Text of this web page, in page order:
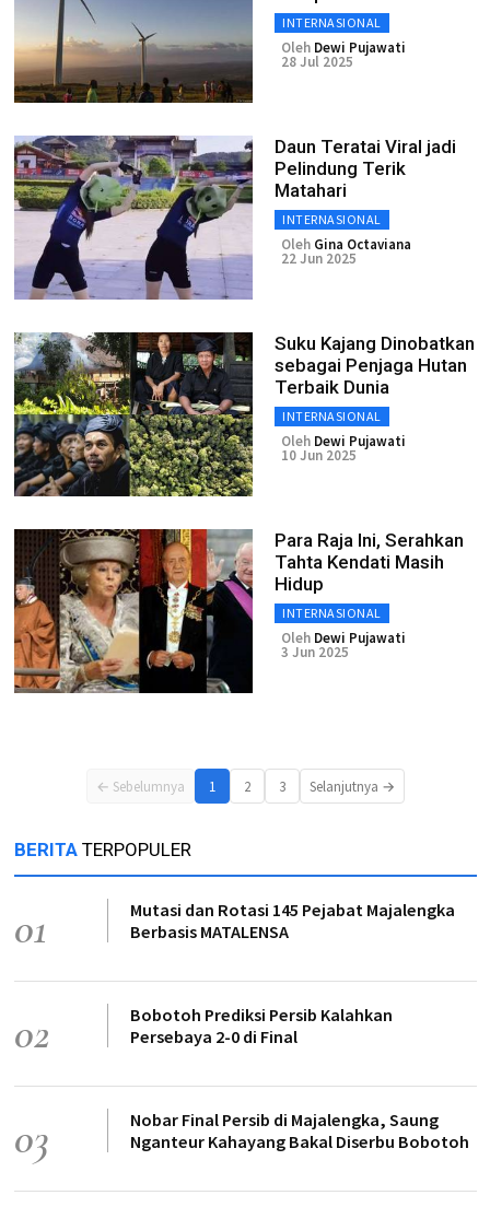
INTERNASIONAL
Oleh Dewi Pujawati
28 Jul 2025
Daun Teratai Viral jadi
Pelindung Terik
Matahari
INTERNASIONAL
Oleh Gina Octaviana
22 Jun 2025
Suku Kajang Dinobatkan
sebagai Penjaga Hutan
Terbaik Dunia
INTERNASIONAL
Oleh Dewi Pujawati
10 Jun 2025
Para Raja Ini, Serahkan
Tahta Kendati Masih
Hidup
INTERNASIONAL
Oleh Dewi Pujawati
3 Jun 2025
← Sebelumnya 1 2 3 Selanjutnya →
BERITA TERPOPULER
01
Mutasi dan Rotasi 145 Pejabat Majalengka
Berbasis MATALENSA
02
Bobotoh Prediksi Persib Kalahkan
Persebaya 2-0 di Final
03
Nobar Final Persib di Majalengka, Saung
Nganteur Kahayang Bakal Diserbu Bobotoh